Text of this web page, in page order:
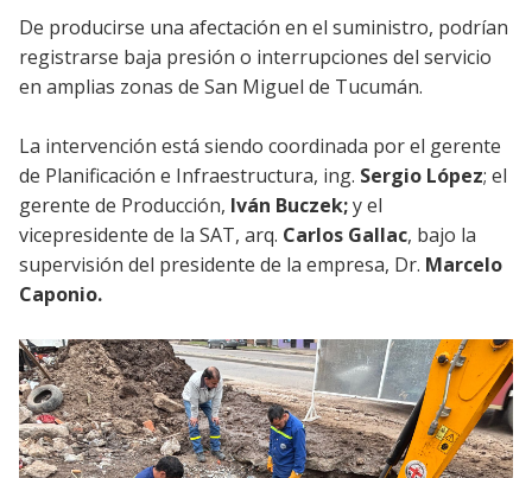
De producirse una afectación en el suministro, podrían
registrarse baja presión o interrupciones del servicio
en amplias zonas de San Miguel de Tucumán.
La intervención está siendo coordinada por el gerente
de Planificación e Infraestructura, ing. Sergio López; el
gerente de Producción, Iván Buczek;y el
vicepresidente de la SAT, arq. Carlos Gallac, bajo la
supervisión del presidente de la empresa, Dr. Marcelo
Caponio.